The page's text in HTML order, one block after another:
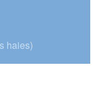
haies)